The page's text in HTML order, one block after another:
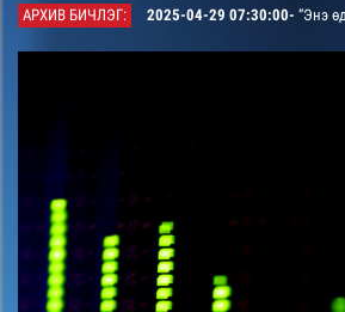
АРХИВ БИЧЛЭГ: 2025-04-29 07:30:00- “Энэ өдөр”: Тухайн